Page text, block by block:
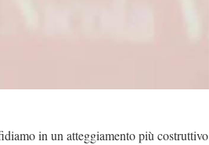
in un atteggiamento più costruttivo